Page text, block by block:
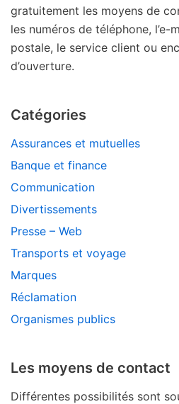
gratuitement les moyens de
les numéros de téléphone, l’e-
postale, le service client ou
d’ouverture.
Catégories
Assurances et mutuelles
Banque et finance
Communication
Divertissements
Presse – Web
Transports et voyage
Marques
Réclamation
Organismes publics
Les moyens de contact
Différentes possibilités sont